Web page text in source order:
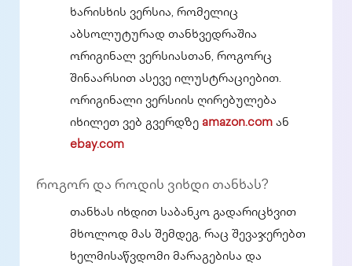
ხარისხის ვერსია, რომელიც
აბსოლუტურად თანხვედრაშია
ორიგინალ ვერსიასთან, როგორც
შინაარსით ასევე ილუსტრაციებით.
ორიგინალი ვერსიის ღირებულება
იხილეთ ვებ გვერდზე amazon.com ან
ebay.com
როგორ და როდის ვიხდი თანხას?
თანხას იხდით საბანკო გადარიცხვით
მხოლოდ მას შემდეგ, რაც შევაჯერებთ
ხელმისაწვდომი მარაგებისა და